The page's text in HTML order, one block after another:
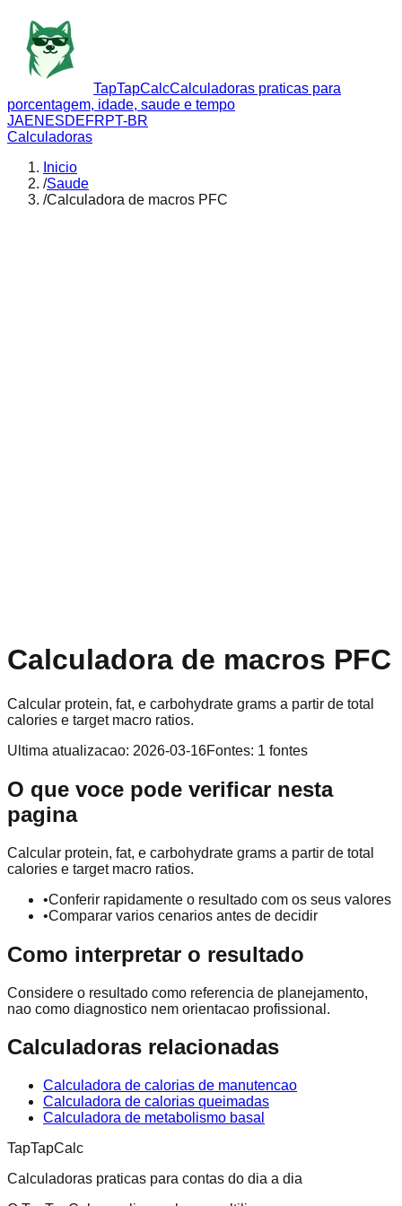
TapTapCalcCalculadoras praticas para
porcentagem, idade, saude e tempo
JAEN ESDEFRPT-BR
Calculadoras
Inicio
/Saude
/Calculadora de macros PFC
Calculadora de macros PFC
Calcular protein, fat, e carbohydrate grams a partir de total
calories e target macro ratios.
Ultima atualizacao: 2026-03-16Fontes: 1 fontes
O que voce pode verificar nesta
pagina
Calcular protein, fat, e carbohydrate grams a partir de total
calories e target macro ratios.
•Conferir rapidamente o resultado com os seus valores
•Comparar varios cenarios antes de decidir
Como interpretar o resultado
Considere o resultado como referencia de planejamento,
nao como diagnostico nem orientacao profissional.
Calculadoras relacionadas
Calculadora de calorias de manutencao
Calculadora de calorias queimadas
Calculadora de metabolismo basal
TapTapCalc
Calculadoras praticas para contas do dia a dia